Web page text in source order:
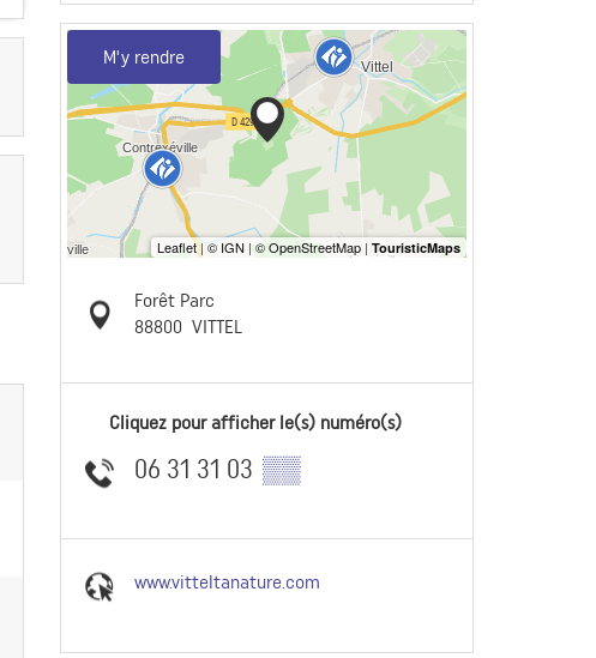
M'y rendre
Forêt Parc
88800 VITTEL
Cliquez pour afficher le(s) numéro(s)
06 31 31 03 ▒▒
www.vitteltanature.com